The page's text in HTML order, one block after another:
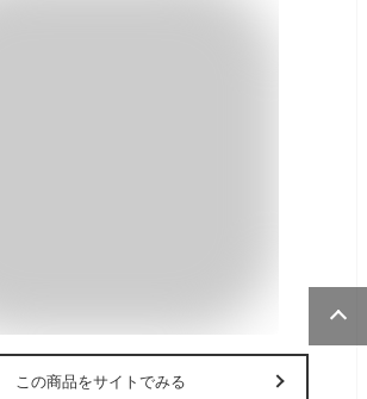
この商品をサイトでみる